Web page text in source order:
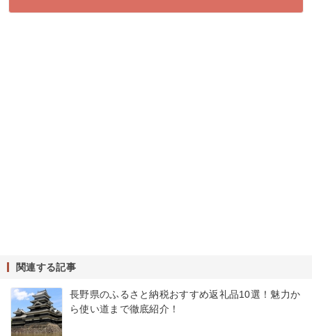
関連する記事
長野県のふるさと納税おすすめ返礼品10選！魅力か
ら使い道まで徹底紹介！